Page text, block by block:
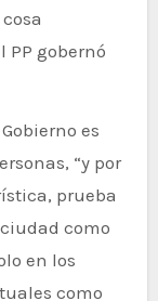
gobernó
es
“y por
prueba
como
en los
como